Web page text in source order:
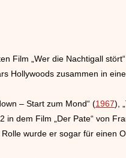
Film „Wer die Nachtigall
Hollywoods zusammen in
– Start zum Mond“ (1967),
in dem Film „Der Pate“ von
wurde er sogar für einen